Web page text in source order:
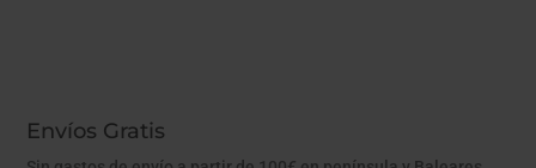
Envíos Gratis